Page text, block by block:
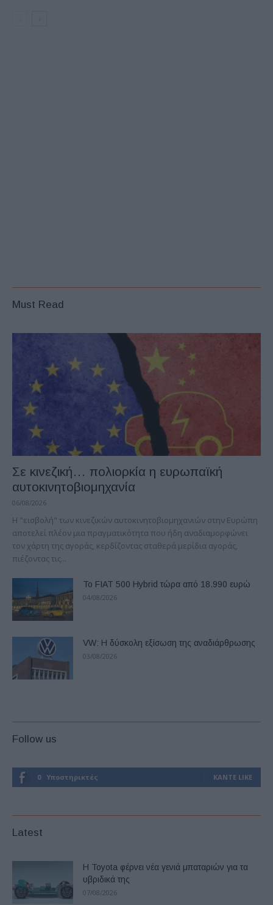
Must Read
Σε κινεζική… πολιορκία η ευρωπαϊκή
αυτοκινητοβιομηχανία
06/08/2026
Η "εισβολή" των κινεζικών αυτοκινητοβιομηχανιών στην Ευρώπη
αποτελεί πλέον μια πραγματικότητα που ήδη αναδιαμορφώνει
τον χάρτη της αγοράς, κερδίζοντας σταθερά μερίδια αγοράς,
πιέζοντας τις...
Το FIAT 500 Hybrid τώρα από 18.990 ευρώ
04/08/2026
VW: Η δύσκολη εξίσωση της αναδιάρθρωσης
03/08/2026
Follow us
0 Υποστηρικτές ΚΆΝΤΕ LIKE
Latest
Η Toyota φέρνει νέα γενιά μπαταριών για τα
υβριδικά της
07/08/2026